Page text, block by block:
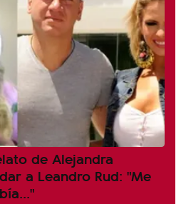
de Alejandra
a Leandro Rud: "Me